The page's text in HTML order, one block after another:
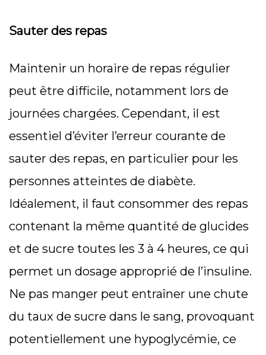
Sauter des repas
Maintenir un horaire de repas régulier
peut être difficile, notamment lors de
journées chargées. Cependant, il est
essentiel d’éviter l’erreur courante de
sauter des repas, en particulier pour les
personnes atteintes de diabète.
Idéalement, il faut consommer des repas
contenant la même quantité de glucides
et de sucre toutes les 3 à 4 heures, ce qui
permet un dosage approprié de l’insuline.
Ne pas manger peut entraîner une chute
du taux de sucre dans le sang, provoquant
potentiellement une hypoglycémie, ce